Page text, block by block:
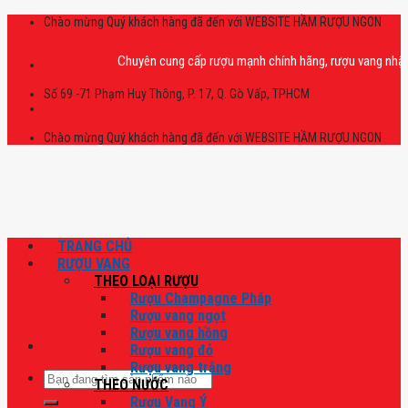
Skip
Chào mừng Quý khách hàng đã đến với WEBSITE HẦM RƯỢU NGON
Chuyên cung cấp rượu mạnh chính hãng, rượu vang nhập
Số 69 -71 Phạm Huy Thông, P. 17, Q. Gò Vấp, TPHCM
Chào mừng Quý khách hàng đã đến với WEBSITE HẦM RƯỢU NGON
Tìm
kiếm:
TRANG CHỦ
RƯỢU VANG
THEO LOẠI RƯỢU
Rượu Champagne Pháp
Rượu vang ngọt
Rượu vang hồng
Rượu vang đỏ
Rượu vang trắng
THEO NƯỚC
Rượu Vang Ý